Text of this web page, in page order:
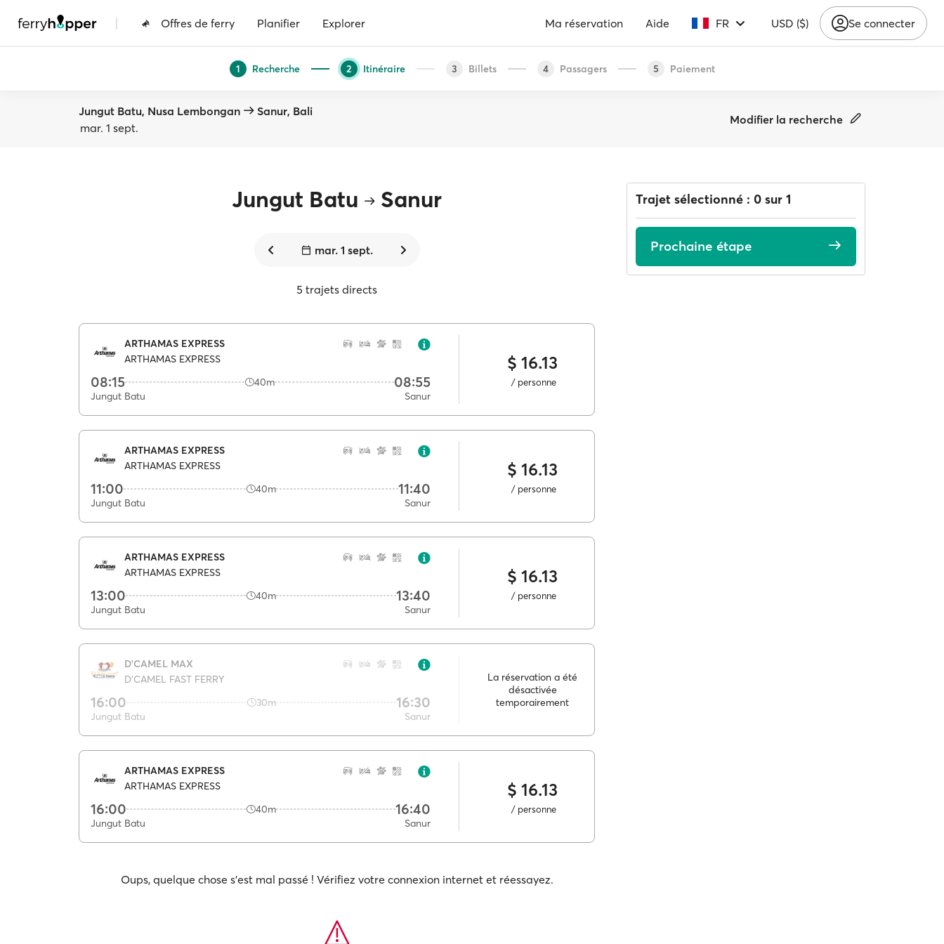
| Offres de ferry Planifier Explorer Ma réservation Aide FR USD ($) Se connecter
1 Recherche 2 Itinéraire 3 Billets 4 Passagers 5 Paiement
Jungut Batu, Nusa Lembongan
Sanur, Bali
mar. 1 sept.
Modifier la recherche
Jungut Batu Sanur
mar. 1 sept.
5 trajets directs
ARTHAMAS EXPRESS
ARTHAMAS EXPRESS
08:15 40m 08:55
Jungut Batu Sanur
$ 16.13
/ personne
ARTHAMAS EXPRESS
ARTHAMAS EXPRESS
11:00 40m 11:40
Jungut Batu Sanur
$ 16.13
/ personne
ARTHAMAS EXPRESS
ARTHAMAS EXPRESS
13:00 40m 13:40
Jungut Batu Sanur
$ 16.13
/ personne
D'CAMEL MAX
D'CAMEL FAST FERRY
16:00 30m 16:30
Jungut Batu Sanur
La réservation a été
désactivée
temporairement
ARTHAMAS EXPRESS
ARTHAMAS EXPRESS
16:00 40m 16:40
Jungut Batu Sanur
$ 16.13
/ personne
Oups, quelque chose s'est mal passé ! Vérifiez votre connexion internet et réessayez.
Trajet sélectionné : 0 sur 1
Prochaine étape